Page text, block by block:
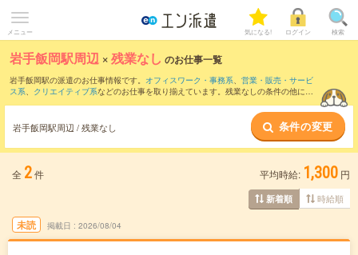
メニュー 気になる! ログイン 検索
岩手飯岡駅周辺 ×残業なし のお仕事一覧
岩手飯岡駅の派遣のお仕事情報です。 オフィスワーク・事務系、 営業・販売・サービ
ス系、 クリエイティブ系などのお仕事を取り揃えています。残業なしの条件の他に、
岩手飯岡駅周辺 / 残業なし 条件の変更
全 2件 平均時給: 1,300 円
新着順 時給順
未読 掲載日 2026/08/04